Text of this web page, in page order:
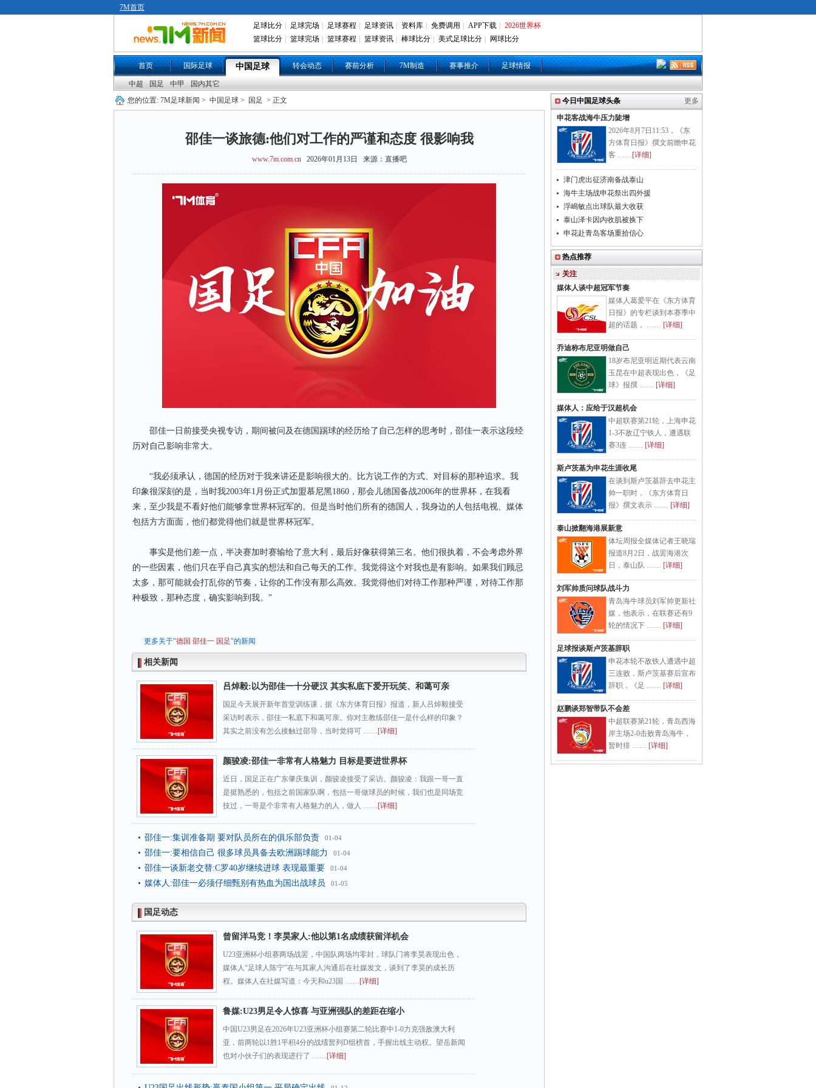
7M首页
足球比分 足球完场 足球赛程 足球资讯 资料库 免费调用 APP下载
2026世界杯
篮球比分
篮球完场 篮球赛程 篮球资讯 棒球比分 美式足球比分 网球比分
首页 国际足球 中国足球 转会动态 赛前分析 7M制造 赛事推介 足球情报
中超 国足 中甲
国内其它
您的位置: 7M足球新闻 > 中国足球 > 国足 > 正文
邵佳一谈旅德:他们对工作的严谨和态度 很影响我
www.7m.com.cn2026年01月13日 来源：直播吧
邵佳一日前接受央视专访，期间被问及在德国踢球的经历给了自己怎样的思考时，邵佳一表示这段经
历对自己影响非常大。
“我必须承认，德国的经历对于我来讲还是影响很大的。比方说工作的方式、对目标的那种追求。我
印象很深刻的是，当时我2003年1月份正式加盟慕尼黑1860，那会儿德国备战2006年的世界杯，在我看
来，至少我是不看好他们能够拿世界杯冠军的。但是当时他们所有的德国人，我身边的人包括电视、媒体
包括方方面面，他们都觉得他们就是世界杯冠军。
事实是他们差一点，半决赛加时赛输给了意大利，最后好像获得第三名。他们很执着，不会考虑外界
的一些因素，他们只在乎自己真实的想法和自己每天的工作。我觉得这个对我也是有影响。如果我们顾忌
太多，那可能就会打乱你的节奏，让你的工作没有那么高效。我觉得他们对待工作那种严谨，对待工作那
种极致，那种态度，确实影响到我。”
更多关于"德国 邵佳一 国足"的新闻
相关新闻
吕焯毅:以为邵佳一十分硬汉 其实私底下爱开玩笑、和蔼可亲
国足今天展开新年首堂训练课，据《东方体育日报》报道，新人吕焯毅接受
采访时表示，邵佳一私底下和蔼可亲。你对主教练邵佳一是什么样的印象？
其实之前没有怎么接触过邵导，当时觉得可 ……[详细]
颜骏凌:邵佳一非常有人格魅力 目标是要进世界杯
近日，国足正在广东肇庆集训，颜骏凌接受了采访。颜骏凌：我跟一哥一直
是挺熟悉的，包括之前国家队啊，包括一哥做球员的时候，我们也是同场竞
技过，一哥是个非常有人格魅力的人，做人 ……[详细]
邵佳一:集训准备期 要对队员所在的俱乐部负责 01-04
邵佳一:要相信自己 很多球员具备去欧洲踢球能力 01-04
邵佳一谈新老交替:C罗40岁继续进球 表现最重要 01-04
媒体人:邵佳一必须仔细甄别有热血为国出战球员 01-05
国足动态
曾留洋马竞！李昊家人:他以第1名成绩获留洋机会
U23亚洲杯小组赛两场战罢，中国队两场均零封，球队门将李昊表现出色，
媒体人“足球人陈宁”在与其家人沟通后在社媒发文，谈到了李昊的成长历
程。媒体人在社媒写道：今天和u23国 ……[详细]
鲁媒:U23男足令人惊喜 与亚洲强队的差距在缩小
中国U23男足在2026年U23亚洲杯小组赛第二轮比赛中1-0力克强敌澳大利
亚，前两轮以1胜1平积4分的战绩暂列D组榜首，手握出线主动权。望岳新闻
也对小伙子们的表现进行了 ……[详细]
今日中国足球头条
更多
申花客战海牛压力陡增
2026年8月7日11:53，《东
方体育日报》撰文前瞻申花
客 ……[详细]
津门虎出征济南备战泰山
海牛主场战申花祭出四外援
浮嶋敏点出球队最大收获
泰山泽卡因内收肌被换下
申花赴青岛客场重拾信心
热点推荐
关注
媒体人谈中超冠军节奏
媒体人葛爱平在《东方体育
日报》的专栏谈到本赛季中
超的话题， …… [详细]
乔迪称布尼亚明做自己
18岁布尼亚明近期代表云南
玉昆在中超表现出色，《足
球》报撰 …… [详细]
媒体人：应给于汉超机会
中超联赛第21轮，上海申花
1-3不敌辽宁铁人，遭遇联
赛3连 …… [详细]
斯卢茨基为申花生涯收尾
在谈到斯卢茨基辞去申花主
帅一职时，《东方体育日
报》撰文表示 …… [详细]
泰山掀翻海港展新意
体坛周报全媒体记者王晓瑞
报道8月2日，战罢海港次
日，泰山队 …… [详细]
刘军帅质问球队战斗力
青岛海牛球员刘军帅更新社
媒，他表示，在联赛还有9
轮的情况下 …… [详细]
足球报谈斯卢茨基辞职
申花本轮不敌铁人遭遇中超
三连败，斯卢茨基赛后宣布
辞职，《足 …… [详细]
赵鹏谈郑智带队不会差
中超联赛第21轮，青岛西海
岸主场2-0击败青岛海牛，
暂时排 …… [详细]